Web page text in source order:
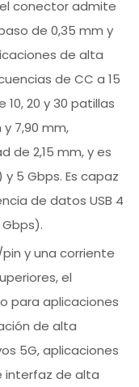
conector admite
de 0,35 mm y
de alta
de CC a 15
10, 20 y 30 patillas
7,90 mm,
de 2,15 mm, y es
5 Gbps. Es capaz
de datos USB 4
Gbps).
y una corriente
el
para aplicaciones
de alta
5G, aplicaciones
interfaz de alta